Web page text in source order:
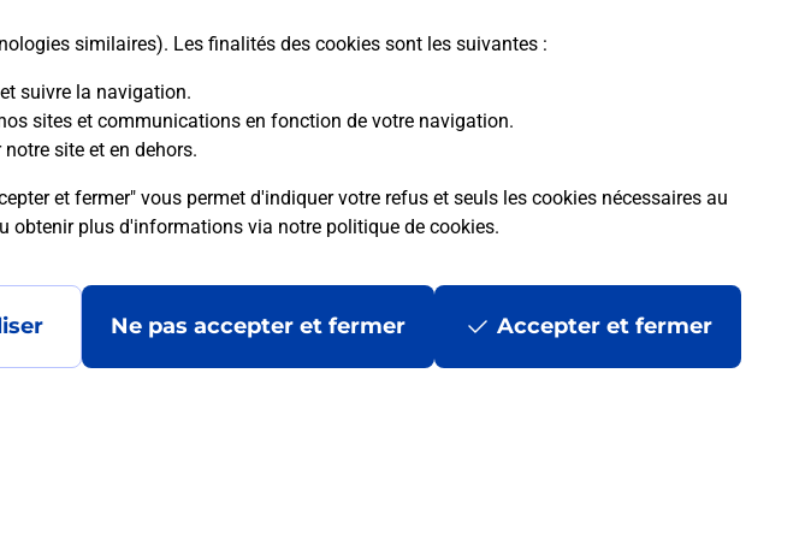
similaires). Les finalités des cookies sont les suivantes :
suivre la navigation.
sites et communications en fonction de votre navigation.
site et en dehors.
et fermer" vous permet d'indiquer votre refus et seuls les cookies nécessaires au
obtenir plus d'informations via notre politique de cookies.
Ne pas accepter et fermer Accepter et fermer
boîte aux lettres ?